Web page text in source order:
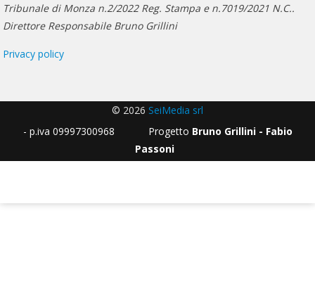
Tribunale di Monza n.2/2022 Reg. Stampa e n.7019/2021 N.C..
Direttore Responsabile Bruno Grillini
Privacy policy
© 2026 SeiMedia srl
- p.iva 09997300968 Progetto Bruno Grillini - Fabio
Passoni